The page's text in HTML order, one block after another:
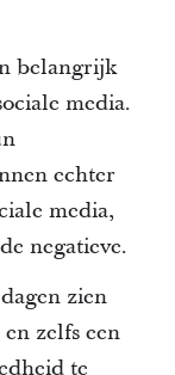
belangrijk
media.
echter
media,
negatieve.
zien
zelfs een
te